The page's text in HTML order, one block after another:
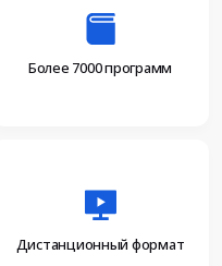
Более 7000 программ
Дистанционный формат